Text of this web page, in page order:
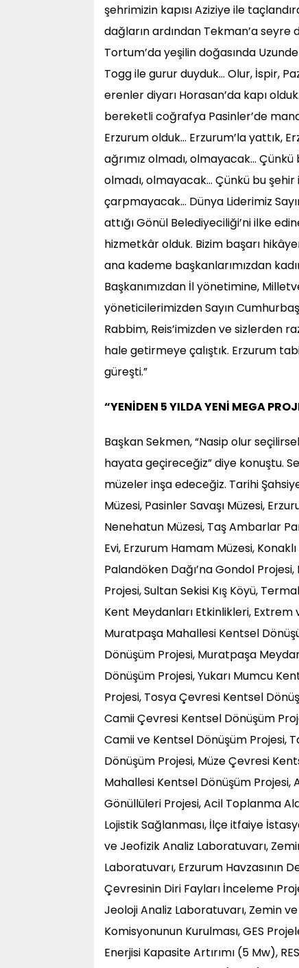
şehrimizin kapısı Aziziye ile
dağların ardından Tekman’a seyre
Tortum’da yeşilin doğasında
Togg ile gurur duyduk… Olur, İspir,
erenler diyarı Horasan’da kapı
bereketli coğrafya Pasinler’de
Erzurum olduk… Erzurum’la yattık,
ağrımız olmadı, olmayacak…
olmadı, olmayacak… Çünkü bu
çarpmayacak… Dünya Liderimiz
attığı Gönül Belediyeciliği’ni ilke
hizmetkâr olduk. Bizim başarı
ana kademe başkanlarımızdan
Başkanımızdan İl yönetimine,
yöneticilerimizden Sayın
Rabbim, Reis’imizden ve sizlerden
hale getirmeye çalıştık. Erzurum
güreşti.”
“YENİDEN 5 YILDA YENİ MEGA
Başkan Sekmen, “Nasip olur
hayata geçireceğiz” diye konuştu.
müzeler inşa edeceğiz. Tarihi
Müzesi, Pasinler Savaşı Müzesi,
Nenehatun Müzesi, Taş Ambarlar
Evi, Erzurum Hamam Müzesi,
Palandöken Dağı’na Gondol
Projesi, Sultan Sekisi Kış Köyü,
Kent Meydanları Etkinlikleri, Extrem
Muratpaşa Mahallesi Kentsel
Dönüşüm Projesi, Muratpaşa
Dönüşüm Projesi, Yukarı Mumcu
Projesi, Tosya Çevresi Kentsel
Camii Çevresi Kentsel Dönüşüm
Camii ve Kentsel Dönüşüm Projesi,
Dönüşüm Projesi, Müze Çevresi
Mahallesi Kentsel Dönüşüm
Gönüllüleri Projesi, Acil Toplanma
Lojistik Sağlanması, İlçe itfaiye
ve Jeofizik Analiz Laboratuvarı,
Laboratuvarı, Erzurum Havzasının
Çevresinin Diri Fayları İnceleme
Jeoloji Analiz Laboratuvarı, Zemin
Komisyonunun Kurulması, GES
Enerjisi Kapasite Artırımı (5 Mw),